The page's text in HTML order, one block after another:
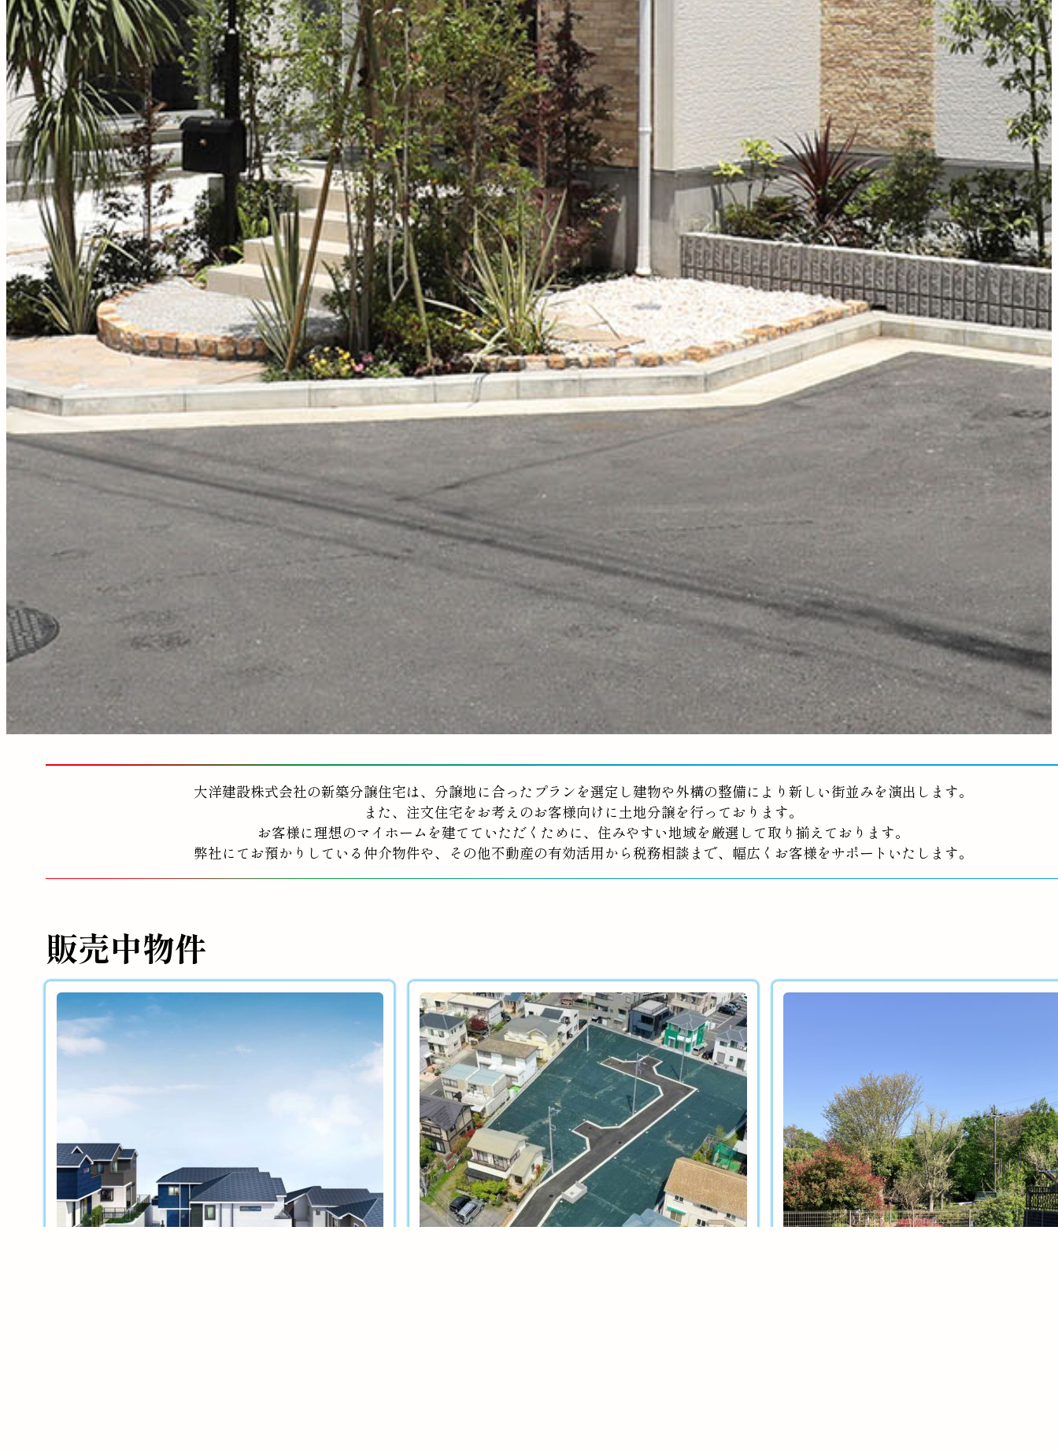
大洋建設株式会社の新築分譲住宅は、分譲地に合ったプランを選定し建物や外構の整備により新しい街並みを演出します。
また、注文住宅をお考えのお客様向けに土地分譲を行っております。
お客様に理想のマイホームを建てていただくために、住みやすい地域を厳選して取り揃えております。
弊社にてお預かりしている仲介物件や、その他不動産の有効活用から税務相談まで、幅広くお客様をサポートいたします。
販売中物件